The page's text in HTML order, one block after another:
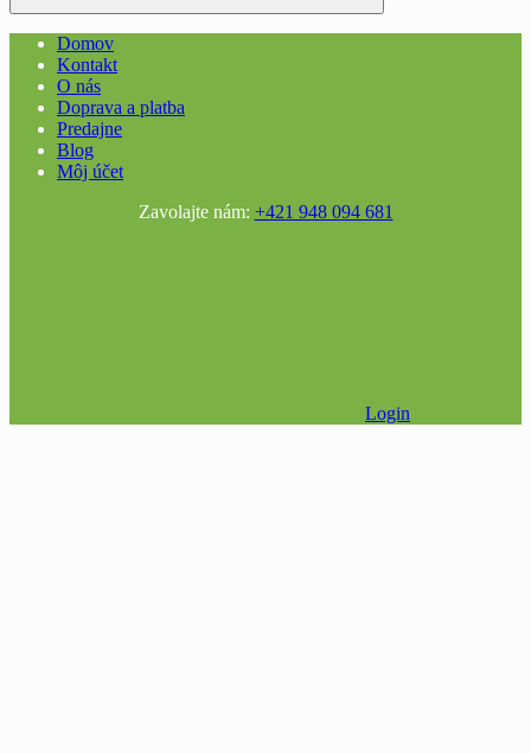
Domov
Kontakt
O nás
Doprava a platba
Predajne
Blog
Môj účet
Zavolajte nám: +421 948 094 681
Login